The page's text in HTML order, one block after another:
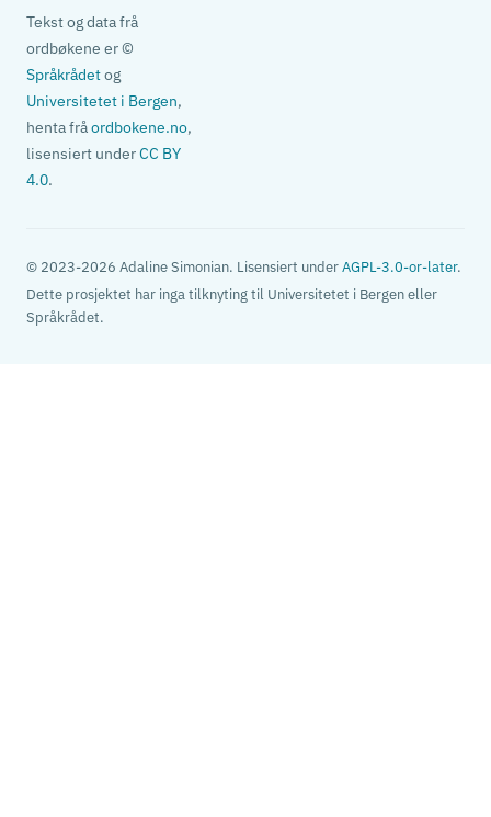
Tekst og data frå
ordbøkene er ©
Språkrådetog
Universitetet i Bergen,
henta fråordbokene.no,
lisensiert underCC BY
4.0.
© 2023-2026 Adaline Simonian. Lisensiert underAGPL-3.0-or-later.
Dette prosjektet har inga tilknyting til Universitetet i Bergen eller
Språkrådet.